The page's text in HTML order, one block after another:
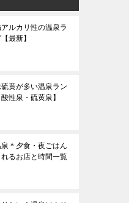
ルカリ性の温泉ラ
最新】
硫黄が多い温泉ラン
性泉・硫黄泉】
泉＊夕食・夜ごはん
るお店と時間一覧